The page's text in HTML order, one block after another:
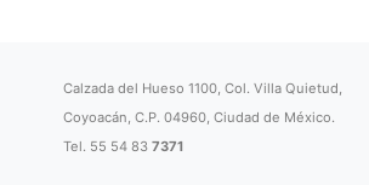
Calzada del Hueso 1100, Col. Villa Quietud,
Coyoacán, C.P. 04960, Ciudad de México.
Tel. 55 54 837371